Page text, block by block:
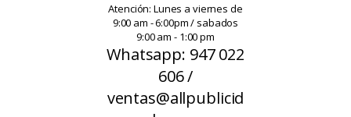
Atención: Lunes a viernes de
9:00 am - 6:00pm / sabados
9:00 am - 1:00 pm
Whatsapp: 947 022
606 /
ventas@allpublicid